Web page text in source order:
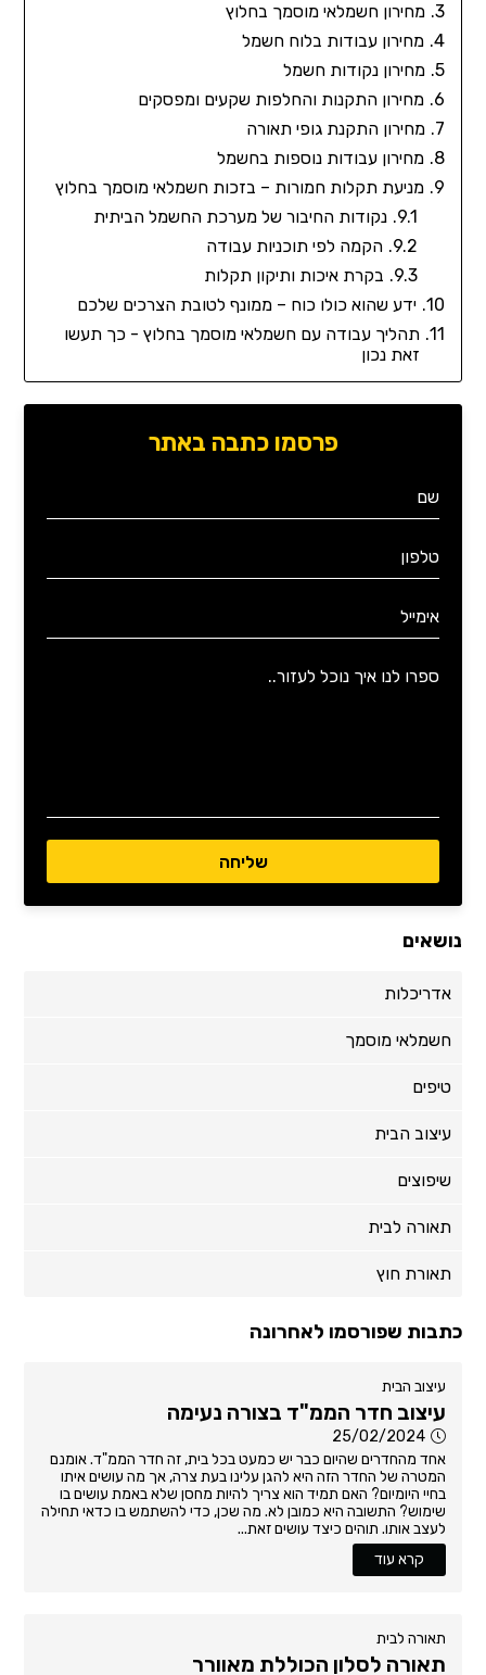
מחירון חשמלאי מוסמך בחלוץ
מחירון עבודות בלוח חשמל
מחירון נקודות חשמל
מחירון התקנות והחלפות שקעים ומפסקים
מחירון התקנת גופי תאורה
מחירון עבודות נוספות בחשמל
מניעת תקלות חמורות – בזכות חשמלאי מוסמך בחלוץ
נקודות החיבור של מערכת החשמל הביתית
הקמה לפי תוכניות עבודה
בקרת איכות ותיקון תקלות
ידע שהוא כולו כוח – ממונף לטובת הצרכים שלכם
תהליך עבודה עם חשמלאי מוסמך בחלוץ - כך תעשו
זאת נכון
פרסמו כתבה באתר
נושאים
אדריכלות
חשמלאי מוסמך
טיפים
עיצוב הבית
שיפוצים
תאורה לבית
תאורת חוץ
כתבות שפורסמו לאחרונה
עיצוב הבית
עיצוב חדר הממ"ד בצורה נעימה
25/02/2024
אחד מהחדרים שהיום כבר יש כמעט בכל בית, זה חדר הממ"ד. אומנם
המטרה של החדר הזה היא להגן עלינו בעת צרה, אך מה עושים איתו
בחיי היומיום? האם תמיד הוא צריך להיות מחסן שלא באמת עושים בו
שימוש? התשובה היא כמובן לא. מה שכן, כדי להשתמש בו כדאי תחילה
לעצב אותו. תוהים כיצד עושים זאת...
קרא עוד
תאורה לבית
תאורה לסלון הכוללת מאוורר